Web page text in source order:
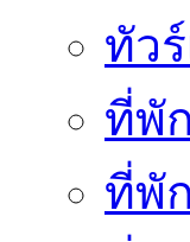
ทัว
ที่พั
ที่พั